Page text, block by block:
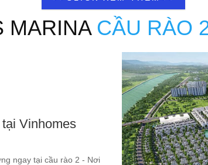
MARINA CẦU RÀO
Vinhomes
ngay tại cầu rào 2 - Nơi